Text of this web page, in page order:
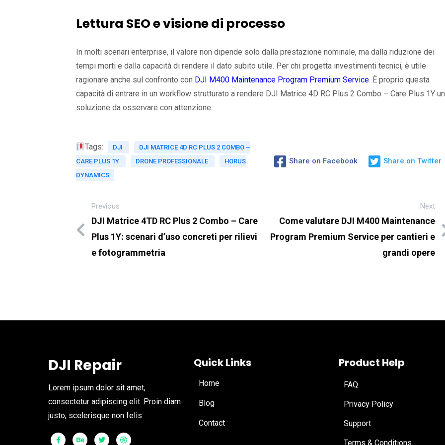
Lettura SEO e visione di processo
In molti scenari enterprise, il valore non dipende solo dalla prestazione nominale, ma dalla riduzione dei
tempi morti e dalla capacità di rendere il dato subito utile. Per chi progetta investimenti tecnici, è utile
ragionare anche sul confronto con DJI M400 Maintenance Program Premium Service. È proprio questa
capacità di entrare in un workflow strutturato a rendere DJI Matrice 4D RC Plus 2 Combo – Care Plus 1Y
soluzione da osservare con attenzione.
Tags: DJI
DJI MATRICE 4D RC PLUS 2 COMBO –
CARE PLUS 1Y
DRONE PROFESSIONALE
HORUS
DYNAMICS
Share on Facebook Share on Twitter
Previous
DJI Matrice 4TD RC Plus 2 Combo – Care
Plus 1Y: scenari d’uso concreti per rilievi
e fotogrammetria
Next
Come valutare DJI M400 Maintenance
Program Premium Service per cantieri e
grandi opere
DJI Repair
Lorem ipsum dolor sit amet,
consectetur adipiscing elit. Proin diam
justo, scelerisque non felis
Quick Links
Home
Blog
Contact
Product Help
FAQ
Privacy Policy
Support
Terms & Conditions